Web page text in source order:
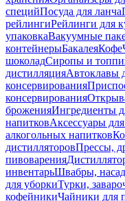
специйПосуда для ланча
рейлингиРейлинги для
упаковкаВакуумные
контейнерыБакалеяКофе
шоколадСиропы и
дистилляцияАвтоклавы
консервирования
консервирования
броженияИнгредиенты
напитковАксессуары
алкогольных напитков
дистилляторовПрессы,
пивоварения
инвентарьШвабры,
для уборкиТурки,
кофейникиЧайники для